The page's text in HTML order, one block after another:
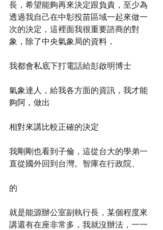
長，希望能夠再來決定跟負責，至少為
透過我自己在中彰投苗區域一起來做一
次的決定，這裡面我很重要諮商的對
象，除了中央氣象局的資料，
我都會私底下打電話給彭啟明博士
氣象達人，給我各方面的資訊，我才能
夠阿，做出
相對來講比較正確的決定
我剛剛也看到子倫，這從台大的學弟一
直從國外回到台灣。智庫在行政院、
的
就是能源辦公室副執行長，某個程度來
講還有在座非常多，我就沒辦法，一一